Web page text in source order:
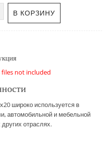
files not included
широко используется в
автомобильной и мебельной
отраслях.